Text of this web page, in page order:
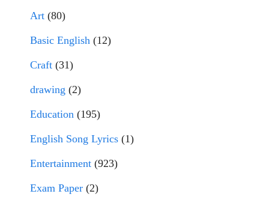
Art (80)
Basic English (12)
Craft (31)
drawing (2)
Education (195)
English Song Lyrics (1)
Entertainment (923)
Exam Paper (2)